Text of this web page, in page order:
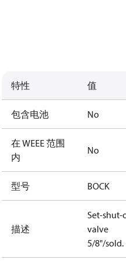
特性 值
包含电池 No
在 WEEE 范围
内
No
型号 BOCK
描述
Set-shut-
valve
5/8"/sold.